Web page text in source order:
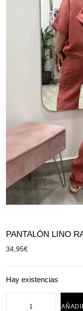
PANTALÓN LINO
34,95€
Hay existencias